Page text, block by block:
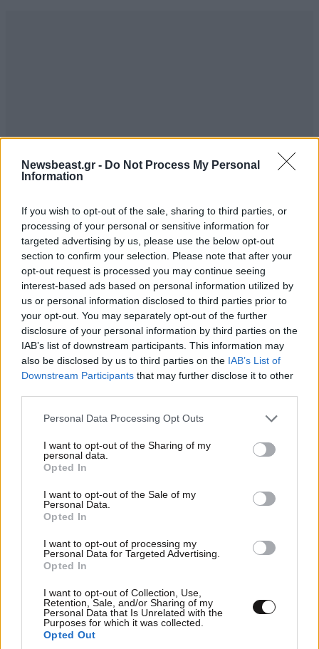
Newsbeast.gr - Do Not Process My Personal
Information
If you wish to opt-out of the sale, sharing to third parties, or
processing of your personal or sensitive information for
targeted advertising by us, please use the below opt-out
section to confirm your selection. Please note that after your
opt-out request is processed you may continue seeing
interest-based ads based on personal information utilized by
us or personal information disclosed to third parties prior to
your opt-out. You may separately opt-out of the further
disclosure of your personal information by third parties on the
IAB’s list of downstream participants. This information may
also be disclosed by us to third parties on the IAB’s List of
Downstream Participants that may further disclose it to other
Please note that this website/app uses one or more Google
not limited to your visit or usage behaviour. You may click to
grant or deny consent to Google and its third-party tags to
use your data for below specified purposes in below Google
consent section.
Personal Data Processing Opt Outs
I want to opt-out of the Sharing of my
personal data.
Opted In
I want to opt-out of the Sale of my
Personal Data.
Opted In
I want to opt-out of processing my
Personal Data for Targeted Advertising.
Opted In
I want to opt-out of Collection, Use,
Retention, Sale, and/or Sharing of my
Personal Data that Is Unrelated with the
Purposes for which it was collected.
Opted Out